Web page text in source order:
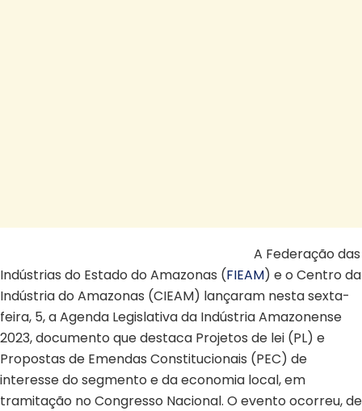
A Federação das
Indústrias do Estado do Amazonas (FIEAM) e o Centro da
Indústria do Amazonas (CIEAM) lançaram nesta sexta-
feira, 5, a Agenda Legislativa da Indústria Amazonense
2023, documento que destaca Projetos de lei (PL) e
Propostas de Emendas Constitucionais (PEC) de
interesse do segmento e da economia local, em
tramitação no Congresso Nacional. O evento ocorreu, de